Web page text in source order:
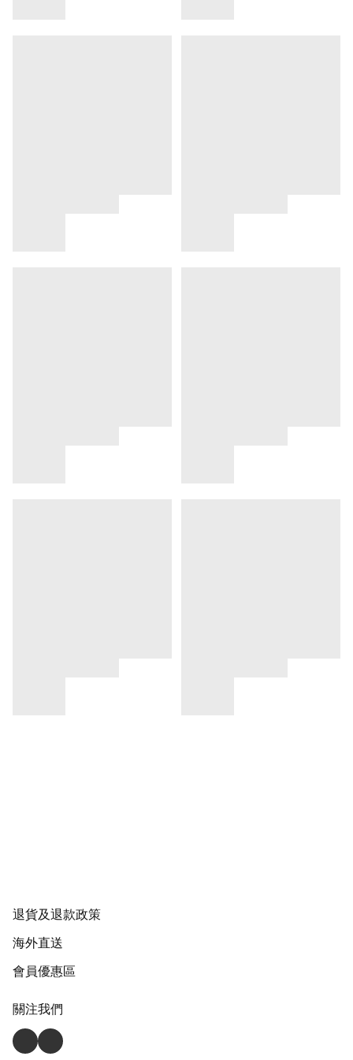
退貨及退款政策
海外直送
會員優惠區
關注我們